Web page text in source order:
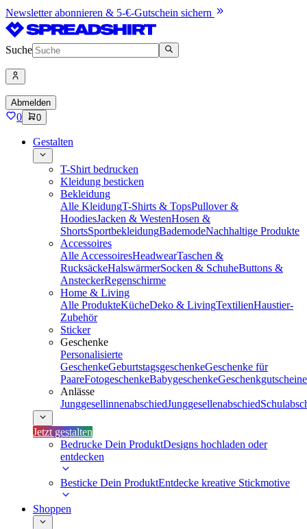
Newsletter abonnieren & 5-€-Gutschein sichern
Suche
Abmelden
0 0
Gestalten
T-Shirt bedrucken
Kleidung besticken
Bekleidung
Alle KleidungT-Shirts & TopsPullover &
HoodiesJacken & WestenHosen &
ShortsSportbekleidungBademodeNachhaltige Produkte
Accessoires
Alle AccessoiresHeadwearTaschen &
RucksäckeHalswärmerSocken & SchuheButtons &
AnsteckerRegenschirme
Home & Living
Alle ProdukteKücheDeko & LivingTextilienHaustier-
Zubehör
Sticker
Geschenke
Personalisierte
GeschenkeGeburtstagsgeschenkeGeschenke für
PaareFotogeschenkeBabygeschenkeGeschenkgutscheine
Anlässe
JunggesellinnenabschiedJunggesellenabschied
Jetzt gestalten
Bedrucke Dein ProduktDesigns hochladen oder
entdecken
Besticke Dein ProduktEntdecke kreative Stickmotive
Shoppen